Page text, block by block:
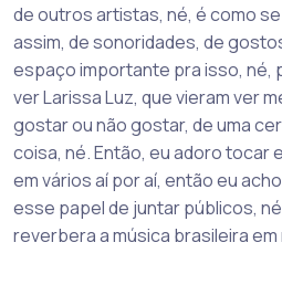
de outros artistas, né, é como
assim, de sonoridades, de
espaço importante pra isso, né,
ver Larissa Luz, que vieram ver
gostar ou não gostar, de uma
coisa, né. Então, eu adoro tocar
em vários aí por aí, então eu
esse papel de juntar públicos,
reverbera a música brasileira em